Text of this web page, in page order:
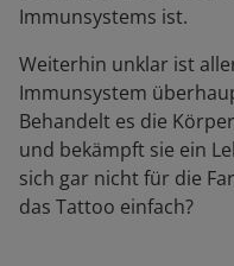
Immunsystems ist.
Weiterhin unklar ist
Immunsystem
Behandelt es die
und bekämpft sie ein
sich gar nicht für die
das Tattoo einfach?